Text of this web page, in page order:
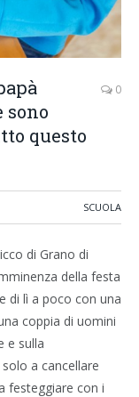
sono
questo
0
SCUOLA
di Grano di
della festa
di lì a poco con una
coppia di uomini
e sulla
a cancellare
festeggiare con i